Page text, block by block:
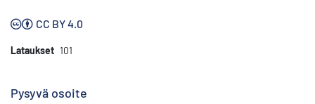
CC BY 4.0
Lataukset 101
Pysyvä osoite